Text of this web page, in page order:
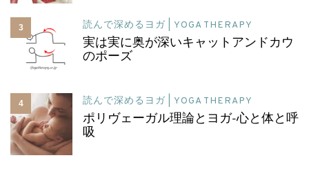
3 読んで深めるヨガ | YOGA THERAPY
実は実に奥が深いキャットアンドカウ
のポーズ
4 読んで深めるヨガ | YOGA THERAPY
ポリヴェーガル理論とヨガ-心と体と呼
吸